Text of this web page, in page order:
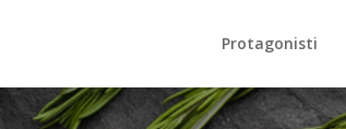
Protagonisti